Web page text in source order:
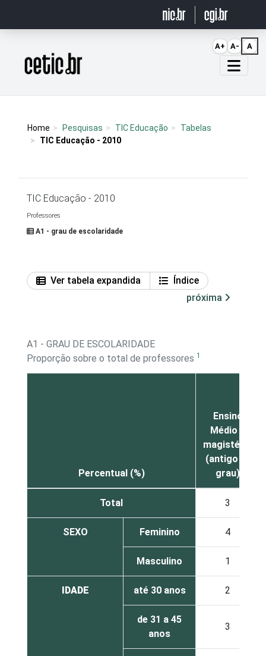
Página inicial
Home Pesquisas TIC Educação
Tabelas
TIC Educação - 2010
TIC Educação - 2010
Professores
A1 - grau de escolaridade
Ver tabela expandida
Índice
próxima
A1 - GRAU DE ESCOLARIDADE
Proporção sobre o total de professores 1
Percentual (%)
Ensino
Médio –
magistério
(antigo 2º
grau)
Total 3
SEXO Feminino 4
Masculino 1
IDADE até 30 anos 2
de 31 a 45
anos
3
A+ A- A